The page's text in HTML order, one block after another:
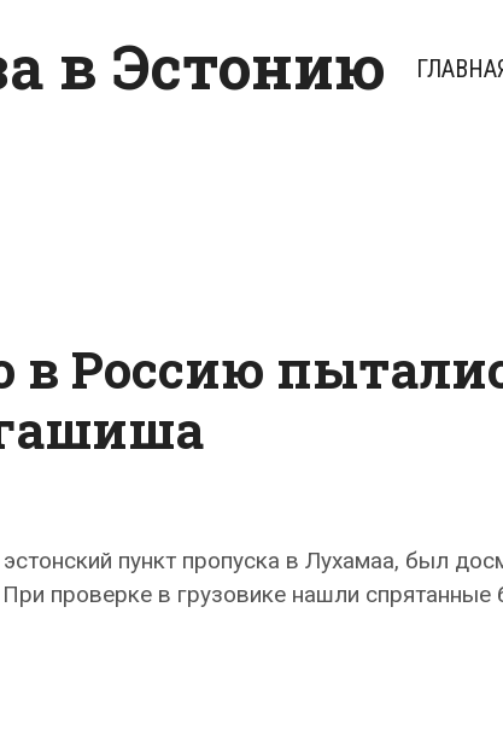
в Эстонию
в Россию
гашиша
пункт пропуска в Лухамаа, был
проверке в грузовике нашли